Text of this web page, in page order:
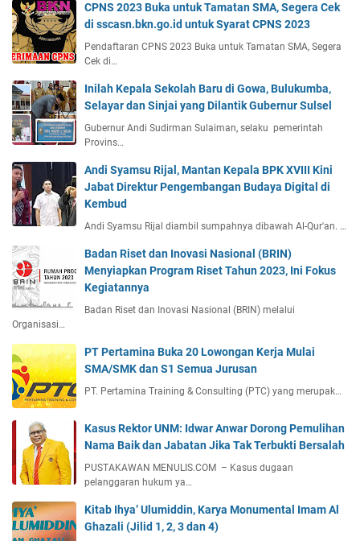
CPNS 2023 Buka untuk Tamatan SMA, Segera Cek
di sscasn.bkn.go.id untuk Syarat CPNS 2023
Pendaftaran CPNS 2023 Buka untuk Tamatan SMA, Segera
Cek di…
Inilah Kepala Sekolah Baru di Gowa, Bulukumba,
Selayar dan Sinjai yang Dilantik Gubernur Sulsel
Gubernur Andi Sudirman Sulaiman, selaku pemerintah
Provins…
Andi Syamsu Rijal, Mantan Kepala BPK XVIII Kini
Jabat Direktur Pengembangan Budaya Digital di
Kembud
Andi Syamsu Rijal diambil sumpahnya dibawah Al-Qur'an. …
Badan Riset dan Inovasi Nasional (BRIN)
Menyiapkan Program Riset Tahun 2023, Ini Fokus
Kegiatannya
Badan Riset dan Inovasi Nasional (BRIN) melalui
Organisasi…
PT Pertamina Buka 20 Lowongan Kerja Mulai
SMA/SMK dan S1 Semua Jurusan
PT. Pertamina Training & Consulting (PTC) yang merupak…
Kasus Rektor UNM: Idwar Anwar Dorong Pemulihan
Nama Baik dan Jabatan Jika Tak Terbukti Bersalah
PUSTAKAWAN MENULIS.COM – Kasus dugaan
pelanggaran hukum ya…
Kitab Ihya’ Ulumiddin, Karya Monumental Imam Al
Ghazali (Jilid 1, 2, 3 dan 4)